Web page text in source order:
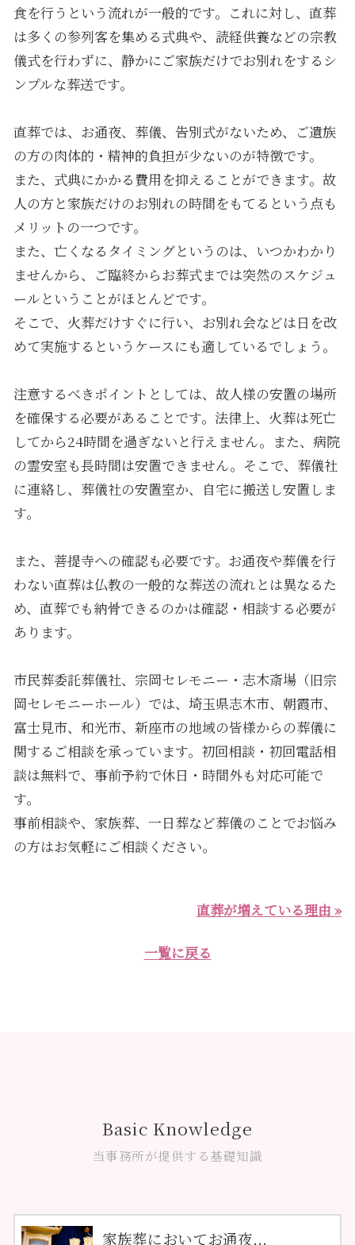
食を行うという流れが一般的です。これに対し、直葬
は多くの参列客を集める式典や、読経供養などの宗教
儀式を行わずに、静かにご家族だけでお別れをするシ
ンプルな葬送です。
直葬では、お通夜、葬儀、告別式がないため、ご遺族
の方の肉体的・精神的負担が少ないのが特徴です。
また、式典にかかる費用を抑えることができます。故
人の方と家族だけのお別れの時間をもてるという点も
メリットの一つです。
また、亡くなるタイミングというのは、いつかわかり
ませんから、ご臨終からお葬式までは突然のスケジュ
ールということがほとんどです。
そこで、火葬だけすぐに行い、お別れ会などは日を改
めて実施するというケースにも適しているでしょう。
注意するべきポイントとしては、故人様の安置の場所
を確保する必要があることです。法律上、火葬は死亡
してから24時間を過ぎないと行えません。また、病院
の霊安室も長時間は安置できません。そこで、葬儀社
に連絡し、葬儀社の安置室か、自宅に搬送し安置しま
す。
また、菩提寺への確認も必要です。お通夜や葬儀を行
わない直葬は仏教の一般的な葬送の流れとは異なるた
め、直葬でも納骨できるのかは確認・相談する必要が
あります。
市民葬委託葬儀社、宗岡セレモニー・ 志木斎場（旧宗
岡セレモニーホール） では、埼玉県志木市、朝霞市、
富士見市、和光市、新座市の地域の皆様からの葬儀に
関するご相談を承っています。初回相談・初回電話相
談は無料で、事前予約で休日・時間外も対応可能で
す。
事前相談や、家族葬、一日葬など葬儀のことでお悩み
の方はお気軽にご相談ください。
直葬が増えている理由 »
一覧に戻る
Basic Knowledge
当事務所が提供する基礎知識
家族葬においてお通夜...